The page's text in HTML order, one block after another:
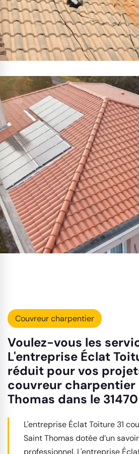
Couvreur charpentier
Voulez-vous les
L'entreprise Éclat
réduit pour vos
couvreur charpentier
Thomas dans le
L'entreprise Éclat Toiture 31
Saint Thomas dotée d’un
professionnel. L'entreprise